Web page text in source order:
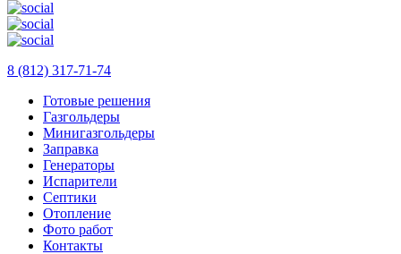
8 (812) 317-71-74
Готовые решения
Газгольдеры
Минигазгольдеры
Заправка
Генераторы
Испарители
Септики
Отопление
Фото работ
Контакты